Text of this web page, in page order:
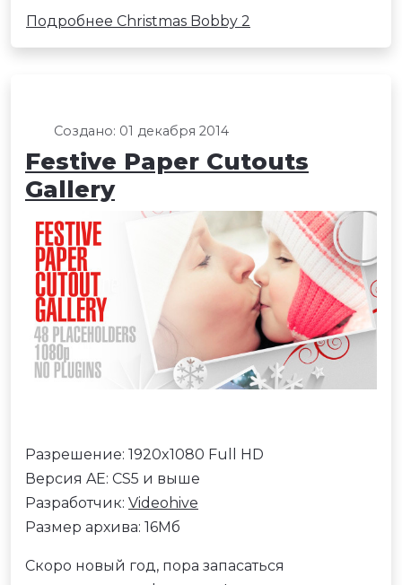
Подробнее Christmas Bobby 2
Создано: 01 декабря 2014
Festive Paper Cutouts
Gallery
Разрешение: 1920x1080 Full HD
Версия AE: CS5 и выше
Разработчик: Videohive
Размер архива: 16Мб
Скоро новый год, пора запасаться